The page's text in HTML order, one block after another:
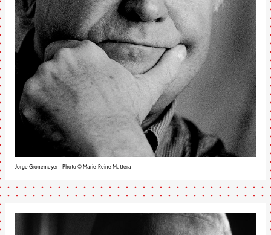
Jorge Gronemeyer - Photo © Marie-Reine Mattera